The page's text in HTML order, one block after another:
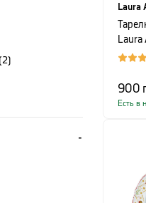
Laura
Laura
900
Есть в